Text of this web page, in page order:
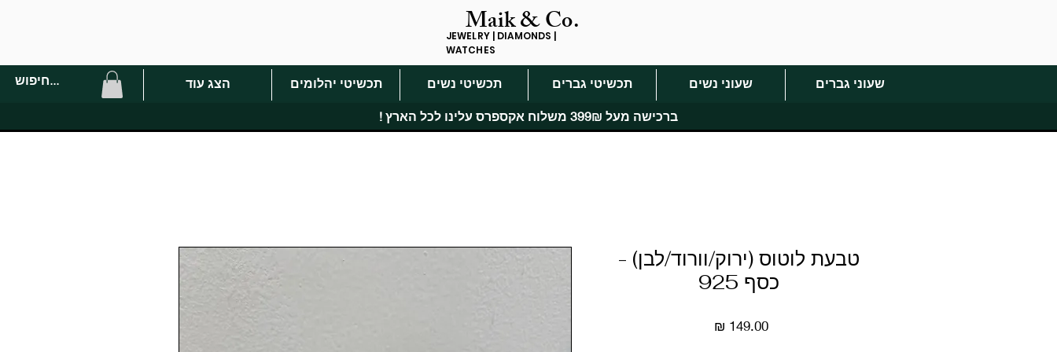
Maik & Co.
JEWELRY | DIAMONDS |
WATCHES
שעוני גברים שעוני נשים תכשיטי גברים תכשיטי נשים תכשיטי יהלומים הצג עוד
ברכישה מעל 399₪ משלוח אקספרס עלינו לכל הארץ !
טבעת לוטוס (ירוק/וורוד/לבן) -
כסף 925
‏149.00 ‏₪